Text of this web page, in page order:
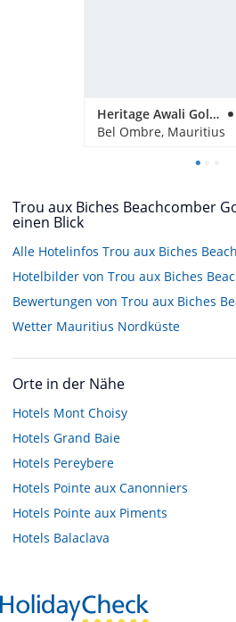
Heritage Awali Golf & Spa Resort
Bel Ombre, Mauritius
Trou aux Biches Beachcomber
einen Blick
Wetter Mauritius Nordküste
Orte in der Nähe
Hotels Mont Choisy
Hotels Grand Baie
Hotels Pereybere
Hotels Pointe aux Canonniers
Hotels Pointe aux Piments
Hotels Balaclava